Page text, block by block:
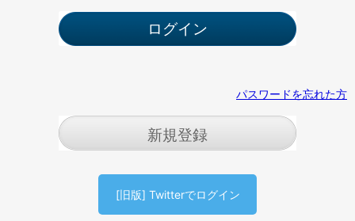
パスワードを忘れた方
新規登録
[旧版] Twitterでログイン